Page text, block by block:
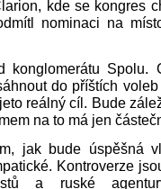
kde se kongres
nominaci na
konglomerátu Spolu.
do příštích
reálný cíl. Bude
na to má jen
jak bude úspěšná
Kontroverze
a ruské